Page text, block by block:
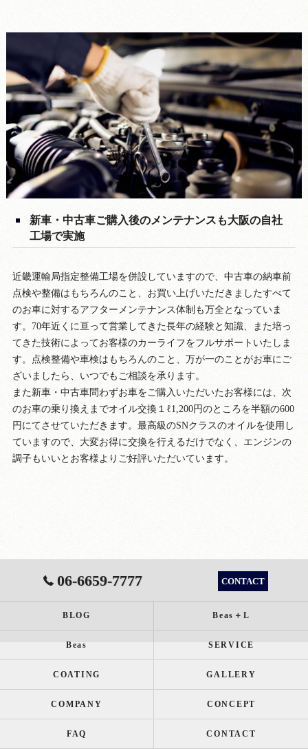
新車・中古車ご購入後のメンテナンスも大阪の自社
工場で実施
近畿運輸局指定整備工場を併設していますので、中古車の納車前
点検や整備はもちろんのこと、お買い上げいただきましたすべて
のお車に対するアフターメンテナンス体制も万全となっていま
す。70年近くに亘って営業してきた長年の経験と知識、また培っ
てきた技術によってお客様のカーライフをフルサポートいたしま
す。点検整備や車検はもちろんのこと、万が一のことがお車にご
ざいましたら、いつでもご相談を承ります。
また新車・中古車問わずお車をご購入いただいたお客様には、次
のお車の乗り換えまでオイル交換１ℓ1,200円のところを半額の600
円にてさせていただきます。最高級のSNクラスのオイルを使用し
ていますので、大変お得に交換を行えるだけでなく、エンジンの
調子もいいとお客様よりご好評いただいています。
06-6659-7777 CONTACT
BLOG Beas＋L
Beas SERVICE
COATING GALLERY
COMPANY CONCEPT
FAQ CONTACT